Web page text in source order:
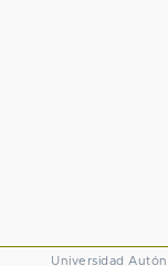
Universidad